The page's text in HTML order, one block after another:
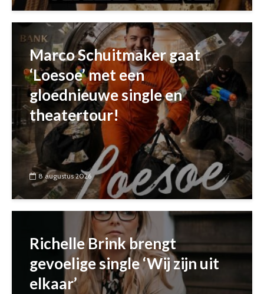
Marco Schuitmaker gaat
‘Loesoe’ met een
gloednieuwe single en
theatertour!
8 augustus 2026
Richelle Brink brengt
gevoelige single ‘Wij zijn uit
elkaar’